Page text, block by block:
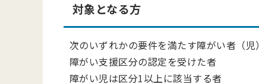
対象となる方
次のいずれかの要件を満たす障がい者（児）
障がい支援区分の認定を受けた者
障がい児は区分1以上に該当する者